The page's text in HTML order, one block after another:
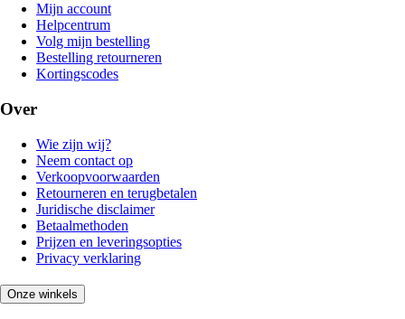
Mijn account
Helpcentrum
Volg mijn bestelling
Bestelling retourneren
Kortingscodes
Over
Wie zijn wij?
Neem contact op
Verkoopvoorwaarden
Retourneren en terugbetalen
Juridische disclaimer
Betaalmethoden
Prijzen en leveringsopties
Privacy verklaring
Onze winkels